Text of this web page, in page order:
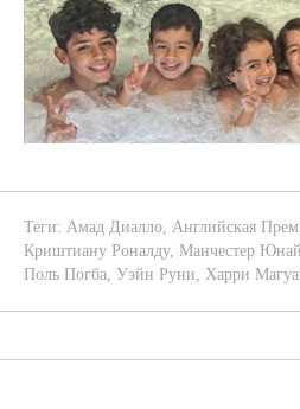
Теги: Амад Диалло, Английская
Криштиану Роналду, Манчестер
Поль Погба, Уэйн Руни, Харри